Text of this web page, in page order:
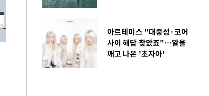
아르테미스 "대중성·코어
사이 해답 찾았죠"…알을
깨고 나온 '초자아'